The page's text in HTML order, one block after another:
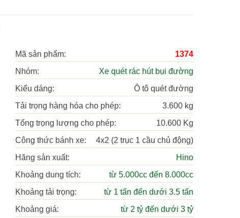
Mã sản phẩm:
1374
Nhóm:
Xe quét rác hút bụi đường
Kiểu dáng:
Ô tô quét đường
Tải trọng hàng hóa cho phép:
3.600 kg
Tổng trọng lượng cho phép:
10.600 Kg
Công thức bánh xe:
4x2 (2 trục 1 cầu chủ động)
Hãng sản xuất:
Hino
Khoảng dung tích:
từ 5.000cc đến 8.000cc
Khoảng tải trọng:
từ 1 tấn đến dưới 3.5 tấn
Khoảng giá:
từ 2 tỷ đến dưới 3 tỷ